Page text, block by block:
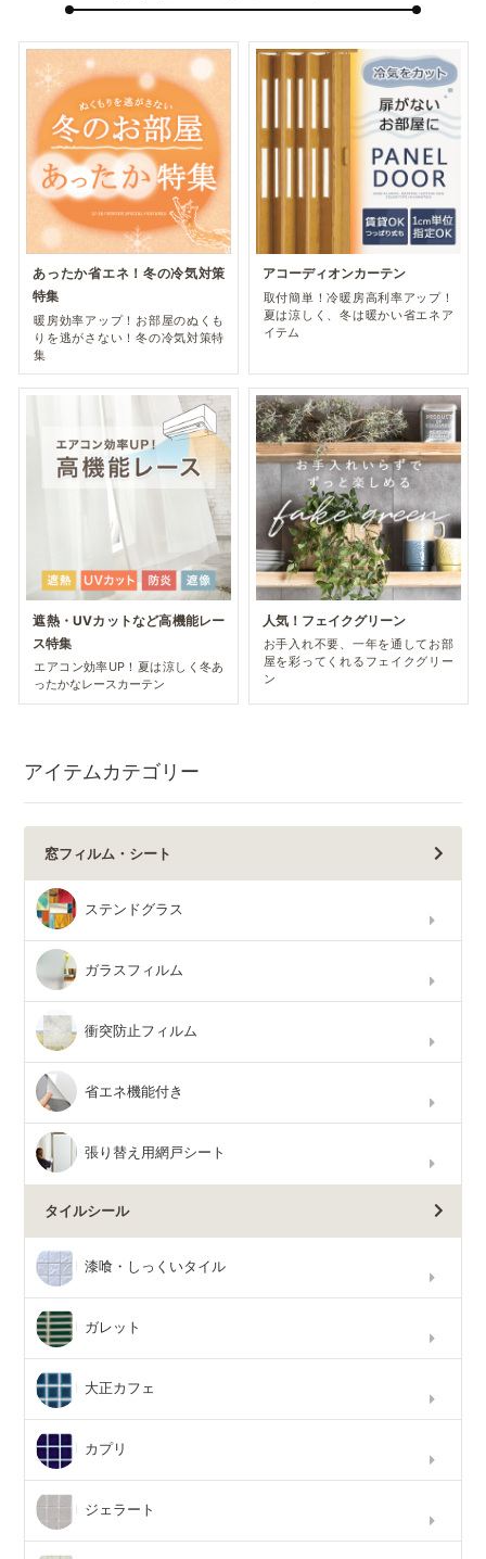
あったか省エネ！冬の冷気対策
特集
暖房効率アップ！お部屋のぬくも
りを逃がさない！冬の冷気対策特
集
アコーディオンカーテン
取付簡単！冷暖房高利率アップ！
夏は涼しく、冬は暖かい省エネア
イテム
遮熱・UVカットなど高機能レー
ス特集
エアコン効率UP！夏は涼しく冬あ
ったかなレースカーテン
人気！フェイクグリーン
お手入れ不要、一年を通してお部
屋を彩ってくれるフェイクグリー
ン
アイテムカテゴリー
窓フィルム・シート
ステンドグラス
ガラスフィルム
衝突防止フィルム
省エネ機能付き
張り替え用網戸シート
タイルシール
漆喰・しっくいタイル
ガレット
大正カフェ
カプリ
ジェラート